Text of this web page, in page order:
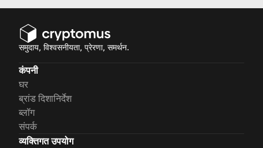
गया है।
समुदाय, विश्वसनीयता, प्रेरणा, समर्थन.
कंपनी
घर
ब्रांड दिशानिर्देश
ब्लॉग
संपर्क
व्यक्तिगत उपयोग